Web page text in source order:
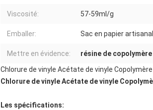
Viscosité: 57-59ml/g
Emballer: Sac en papier artisanal
Mettre en évidence: résine de
Chlorure de vinyle Acétate de vinyle
Chlorure de vinyle Acétate de vinyle Co
Les spécifications: